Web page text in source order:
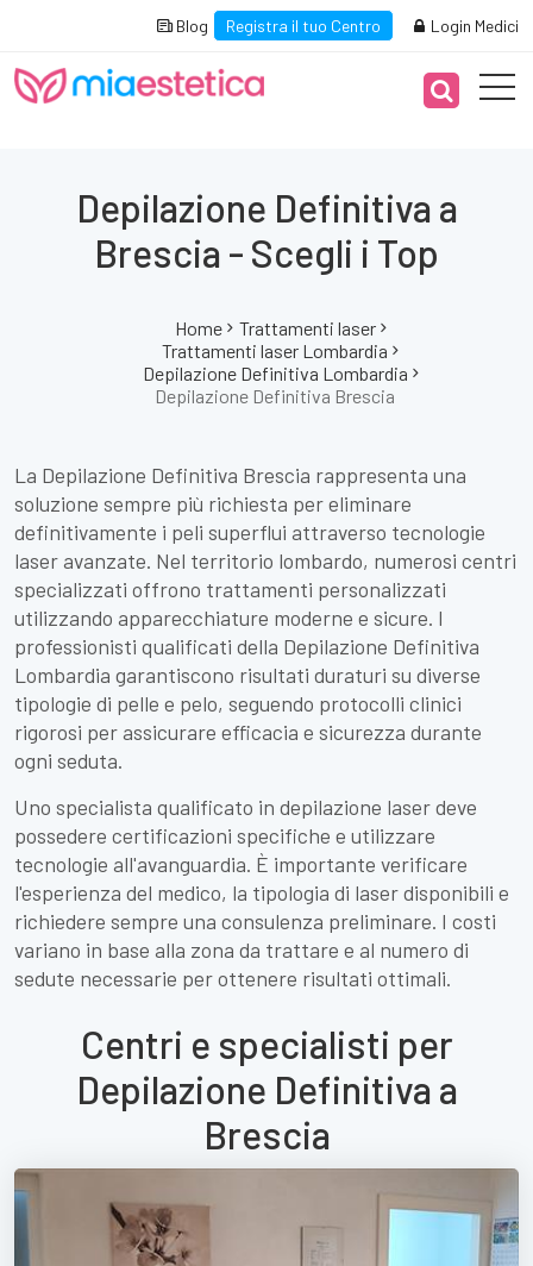
Blog Registra il tuo Centro Login Medici
Depilazione Definitiva a
Brescia - Scegli i Top
Home
Trattamenti laser
Trattamenti laser Lombardia
Depilazione Definitiva Lombardia
Depilazione Definitiva Brescia
La Depilazione Definitiva Brescia rappresenta una
soluzione sempre più richiesta per eliminare
definitivamente i peli superflui attraverso tecnologie
laser avanzate. Nel territorio lombardo, numerosi centri
specializzati offrono trattamenti personalizzati
utilizzando apparecchiature moderne e sicure. I
professionisti qualificati della Depilazione Definitiva
Lombardia garantiscono risultati duraturi su diverse
tipologie di pelle e pelo, seguendo protocolli clinici
rigorosi per assicurare efficacia e sicurezza durante
ogni seduta.
Uno specialista qualificato in depilazione laser deve
possedere certificazioni specifiche e utilizzare
tecnologie all'avanguardia. È importante verificare
l'esperienza del medico, la tipologia di laser disponibili e
richiedere sempre una consulenza preliminare. I costi
variano in base alla zona da trattare e al numero di
sedute necessarie per ottenere risultati ottimali.
Centri e specialisti per
Depilazione Definitiva a
Brescia